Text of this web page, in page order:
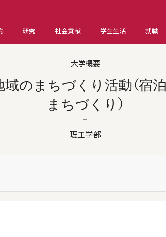
研究 社会貢献 学生生活 就職
大学概要
域のまちづくり活動（
まちづくり）
理工学部